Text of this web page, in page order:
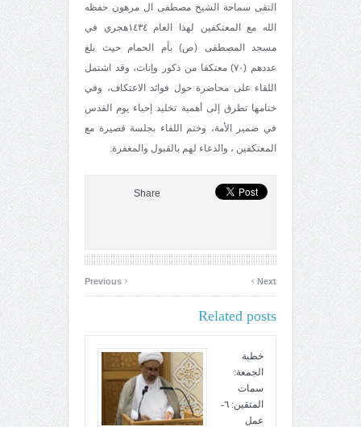
التقى سماحة الشيخ مصطفى ال مرهون حفظه
الله مع المعتكفين لهذا العام ١٤٣٤هجري في
مسجد المصطفى (ص) بأم الحمام حيث بلغ
عددهم (٧٠) معتكفا من ذكور وإناث، وقد اشتمل
اللقاء على محاضرة حول فوائد الاعتكاف، وفي
ختامها تطرق إلى أهمية تخليد إحياء يوم القدس
في ضمير الأمة، وختم اللقاء بجلسة قصيرة مع
المعتكفين ، والدعاء لهم بالقبول والمغفرة.
Share
‹ Next
›
Related posts
خطبة
الجمعة:
سمات
المتقين: ٦-
عمل